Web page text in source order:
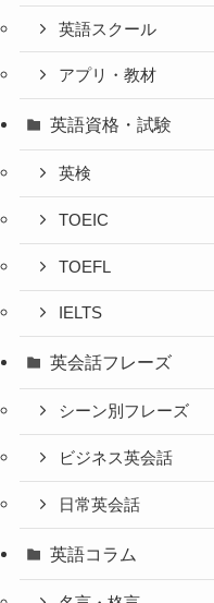
英語スクール
アプリ・教材
英語資格・試験
英検
TOEIC
TOEFL
IELTS
英会話フレーズ
シーン別フレーズ
ビジネス英会話
日常英会話
英語コラム